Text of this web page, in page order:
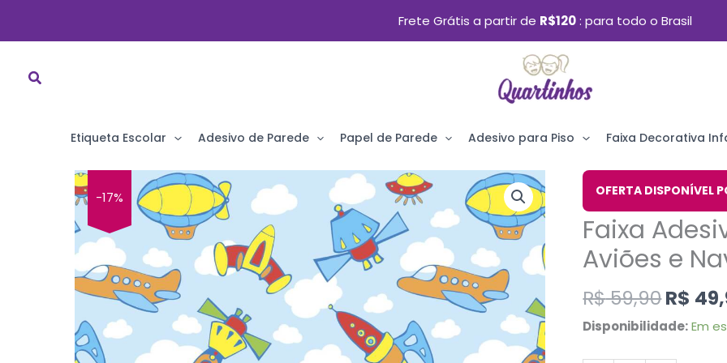
Ir
Frete Grátis a partir de R$120 para todo o Brasil
Etiqueta Escolar Adesivo de Parede Papel de Parede Adesivo para Piso Faixa Decorativa
-17% OFERTA DISPONÍVEL
Faixa
Aviões e
R$59,90
O
preço
era:
R$
Disponibilidade: Em
Faixa
Adesiva
Para
Quarto
Aviões
e